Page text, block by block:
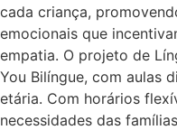
cada criança,
emocionais que
empatia. O projeto de
You Bilíngue, com aulas
etária. Com horários
necessidades das